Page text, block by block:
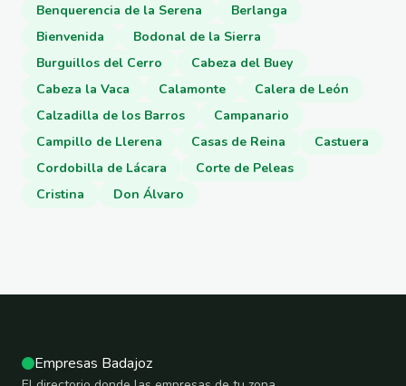
Benquerencia de la Serena
Berlanga
Bienvenida
Bodonal de la Sierra
Burguillos del Cerro
Cabeza del Buey
Cabeza la Vaca
Calamonte
Calera de León
Calzadilla de los Barros
Campanario
Campillo de Llerena
Casas de Reina
Castuera
Cordobilla de Lácara
Corte de Peleas
Cristina
Don Álvaro
Empresas Badajoz